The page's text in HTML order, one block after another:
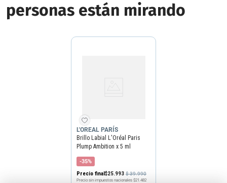
personas están mirando
L'OREAL PARÍS
Brillo Labial L'Oréal Paris
Plump Ambition x 5 ml
-35%
Precio final$25.993 $39.990
Precio sin impuestos nacionales $21.482